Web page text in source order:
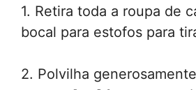
1. Retira toda a roupa de
bocal para estofos para
2. Polvilha